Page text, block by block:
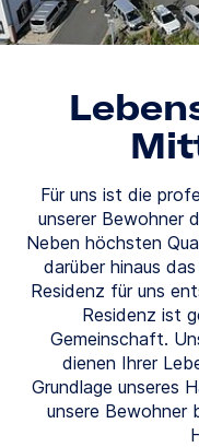
Für uns ist die
unserer Bewohner
Neben höchsten
darüber hinaus
Residenz für uns
Residenz ist
Gemeinschaft.
dienen Ihrer
Grundlage unseres
unsere Bewohner